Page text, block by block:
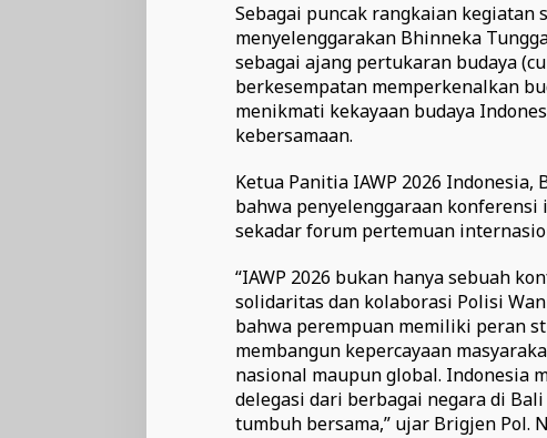
Sebagai puncak rangkaian kegiatan
menyelenggarakan Bhinneka
sebagai ajang pertukaran budaya
berkesempatan memperkenalkan
menikmati kekayaan budaya
kebersamaan.
Ketua Panitia IAWP 2026
bahwa penyelenggaraan
sekadar forum pertemuan
“IAWP 2026 bukan hanya sebuah
solidaritas dan kolaborasi Polisi
bahwa perempuan memiliki peran
membangun kepercayaan
nasional maupun global. Indonesia
delegasi dari berbagai negara di
tumbuh bersama,” ujar Brigjen Pol.